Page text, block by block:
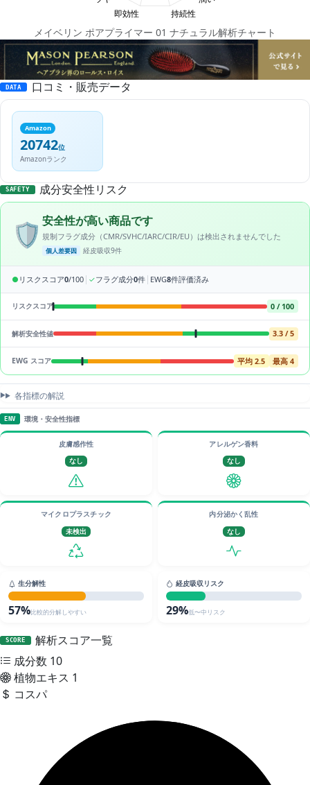
メイベリン ポアプライマー 01 ナチュラル解析チャート
DATA 口コミ・販売データ
Amazon
20742位
Amazonランク
SAFETY 成分安全性リスク
🛡️安全性が高い商品です
規制フラグ成分（CMR/SVHC/IARC/CIR/EU）は検出されませんでした
個人差要因 経皮吸収9件
● リスクスコア0/100 | ✓フラグ成分0件 | EWG8件評価済み
リスクスコア 0 / 100
解析安全性値 3.3 / 5
EWG スコア 平均 2.5 最高 4
各指標の解説
ENV 環境・安全性指標
皮膚感作性
なし
アレルゲン香料
なし
マイクロプラスチック
未検出
内分泌かく乱性
なし
生分解性
57%比較的分解しやすい
経皮吸収リスク
29%低〜中リスク
SCORE
解析スコア一覧
成分数 10
植物エキス 1
コスパ